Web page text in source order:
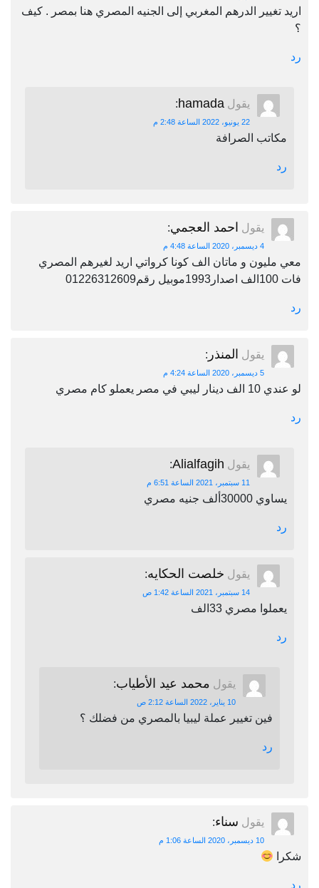
اريد تغيير الدرهم المغربي إلى الجنيه المصري هنا بمصر . كيف
؟
رد
يقول hamada
:
22 يونيو، 2022 الساعة 2:48 م
مكاتب الصرافة
رد
يقول احمد العجمي:
4 ديسمبر، 2020 الساعة 4:48 م
معي مليون و ماتان الف كونا كرواتي اريد لغيرهم المصري
فات 100الف اصدار1993موبيل رقم01226312609
رد
يقول المنذر :
5 ديسمبر، 2020 الساعة 4:24 م
لو عندي 10 الف دينار ليبي في مصر يعملو كام مصري
رد
يقول Alialfagih
:
11 سبتمبر، 2021 الساعة 6:51 م
يساوي 30000ألف جنيه مصري
رد
يقول خلصت الحكايه:
14 سبتمبر، 2021 الساعة 1:42 ص
يعملوا مصري 33الف
رد
يقول محمد عيد الأطياب:
10 يناير، 2022 الساعة 2:12 ص
فين تغيير عملة ليبيا بالمصري من فضلك ؟
رد
يقول سناء:
10 ديسمبر، 2020 الساعة 1:06 م
شكرا
رد